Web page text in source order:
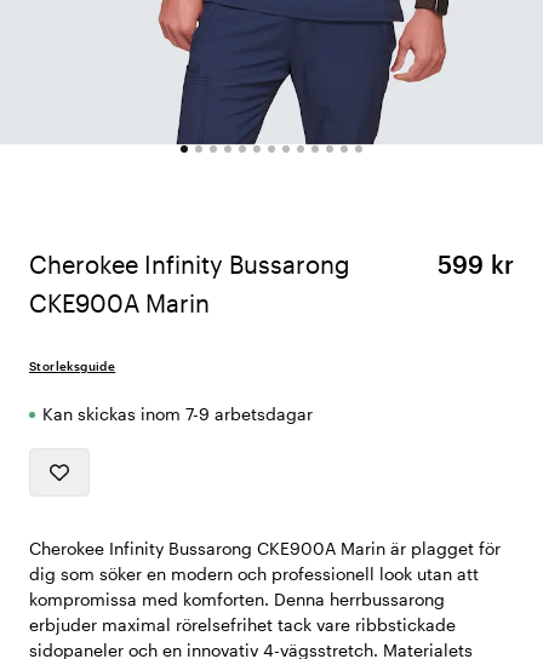
Cherokee Infinity Bussarong
CKE900A Marin
599 kr
Storleksguide
Kan skickas inom 7-9 arbetsdagar
Cherokee Infinity Bussarong CKE900A Marin är plagget för
dig som söker en modern och professionell look utan att
kompromissa med komforten. Denna herrbussarong
erbjuder maximal rörelsefrihet tack vare ribbstickade
sidopaneler och en innovativ 4-vägsstretch. Materialets